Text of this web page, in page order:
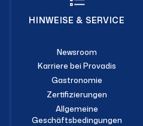
HINWEISE & SERVICE
Newsroom
Karriere bei Provadis
Gastronomie
Zertifizierungen
Allgemeine
Geschäftsbedingungen